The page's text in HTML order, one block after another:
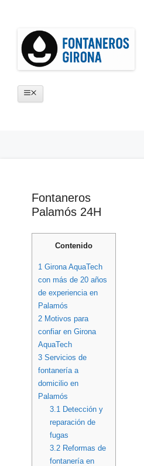
Fontaneros
Palamós 24H
Contenido
1 Girona AquaTech
con más de 20 años
de experiencia en
Palamós
2 Motivos para
confiar en Girona
AquaTech
3 Servicios de
fontanería a
domicilio en
Palamós
3.1 Detección y
reparación de
fugas
3.2Reformas de
fontanería en